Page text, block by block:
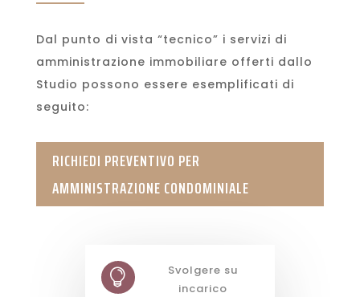
Dal punto di vista “tecnico” i servizi di
amministrazione immobiliare offerti dallo
Studio possono essere esemplificati di
seguito:
RICHIEDI PREVENTIVO PER
AMMINISTRAZIONE CONDOMINIALE

Svolgere su
incarico